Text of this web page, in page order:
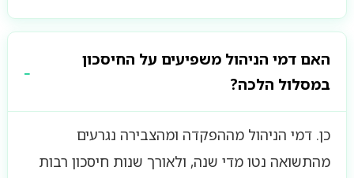
האם דמי הניהול משפיעים על החיסכון
במסלול הלכה?
כן. דמי הניהול מההפקדה ומהצבירה נגרעים
מהתשואה נטו מדי שנה, ולאורך שנות חיסכון רבות